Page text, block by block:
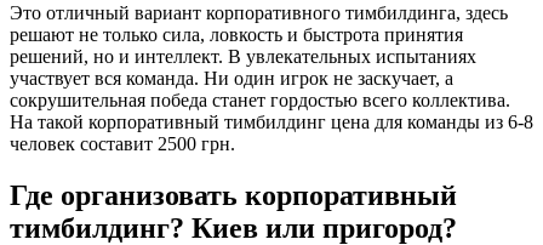
Это отличный вариант корпоративного тимбилдинга, здесь
решают не только сила, ловкость и быстрота принятия
решений, но и интеллект. В увлекательных испытаниях
участвует вся команда. Ни один игрок не заскучает, а
сокрушительная победа станет гордостью всего коллектива.
На такой корпоративный тимбилдинг цена для команды из 6-8
человек составит 2500 грн.
Где организовать корпоративный
тимбилдинг? Киев или пригород?